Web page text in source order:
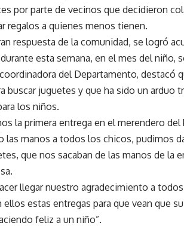
por parte de vecinos que decidieron
regalos a quienes menos tienen.
respuesta de la comunidad, se logró
esta semana, en el mes del niño,
del Departamento, destacó
buscar juguetes y que ha sido un arduo
los niños.
la primera entrega en el merendero
las manos a todos los chicos, pudimos
que nos sacaban de las manos de la
llegar nuestro agradecimiento a
estas entregas para que vean que
feliz a un niño”.